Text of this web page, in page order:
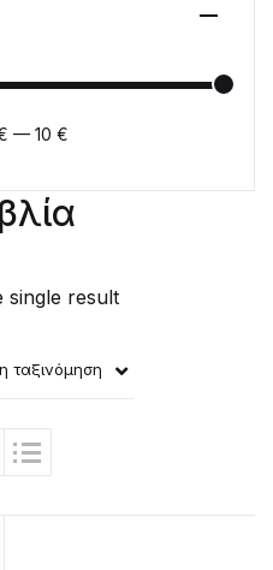
single result
ταξινόμηση
— 10 €